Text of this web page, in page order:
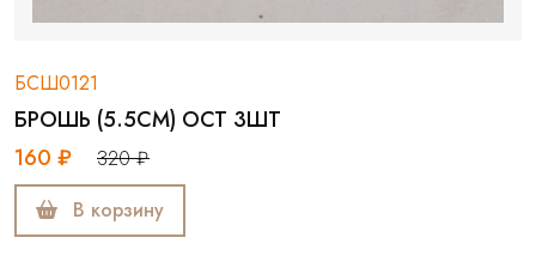
БСШ0121
БРОШЬ (5.5СМ) ОСТ 3ШТ
160 ₽
320 ₽
В корзину